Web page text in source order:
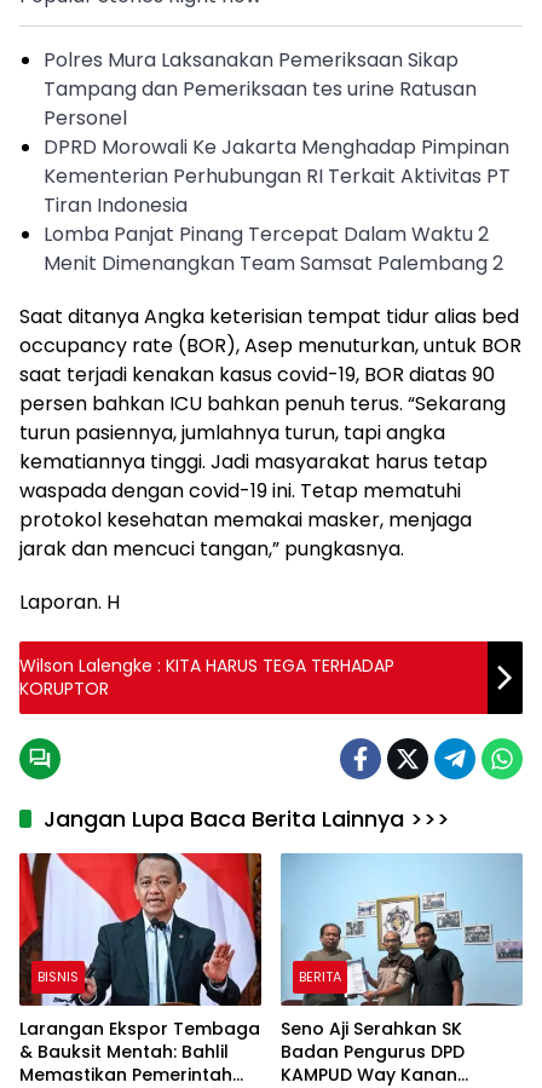
Polres Mura Laksanakan Pemeriksaan Sikap
Tampang dan Pemeriksaan tes urine Ratusan
Personel
DPRD Morowali Ke Jakarta Menghadap Pimpinan
Kementerian Perhubungan RI Terkait Aktivitas PT
Tiran Indonesia
Lomba Panjat Pinang Tercepat Dalam Waktu 2
Menit Dimenangkan Team Samsat Palembang 2
Saat ditanya Angka keterisian tempat tidur alias bed
occupancy rate (BOR), Asep menuturkan, untuk BOR
saat terjadi kenakan kasus covid-19, BOR diatas 90
persen bahkan ICU bahkan penuh terus. “Sekarang
turun pasiennya, jumlahnya turun, tapi angka
kematiannya tinggi. Jadi masyarakat harus tetap
waspada dengan covid-19 ini. Tetap mematuhi
protokol kesehatan memakai masker, menjaga
jarak dan mencuci tangan,” pungkasnya.
Laporan. H
Wilson Lalengke : KITA HARUS TEGA TERHADAP
KORUPTOR
Jangan Lupa Baca Berita Lainnya >>>
BISNIS
Larangan Ekspor Tembaga
& Bauksit Mentah: Bahlil
Memastikan Pemerintah
BERITA
Seno Aji Serahkan SK
Badan Pengurus DPD
KAMPUD Way Kanan